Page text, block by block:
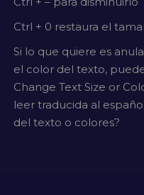
Ctrl + 0 restaura el
Si lo que quiere es
el color del texto,
Change Text Size or
leer traducida al
del texto o colores?